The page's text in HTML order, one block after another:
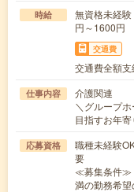
時給
無資格未経
円～1600円
交通費
交通費全額支
仕事内容
介護関連
＼グループ
目指すお年
応募資格
職種未経験
要
≪募集条件≫
満の勤務希